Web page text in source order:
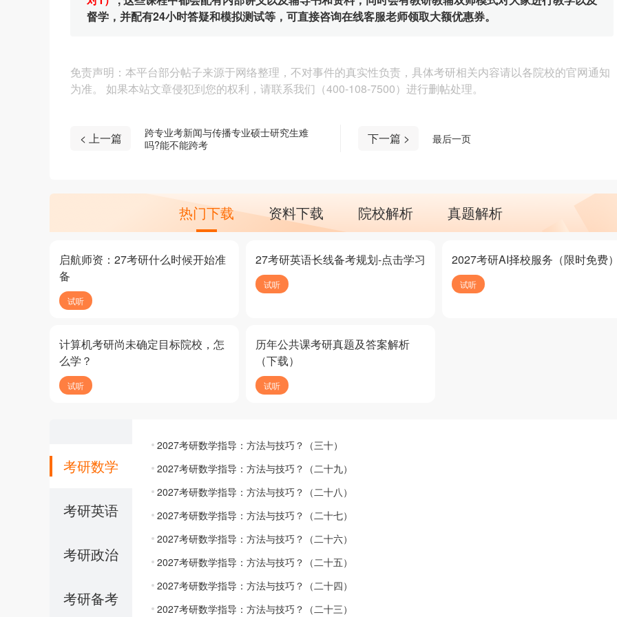
督学，并配有24小时答疑和模拟测试等，可直接咨询在线客服老师领取大额优惠券。
免责声明：本平台部分帖子来源于网络整理，不对事件的真实性负责，具体考研相关内容请以各院校的官网通知
为准。 如果本站文章侵犯到您的权利，请联系我们（400-108-7500）进行删帖处理。
< 上一篇
跨专业考新闻与传播专业硕士研究生难
吗?能不能跨考
下一篇 > 最后一页
热门下载 资料下载 院校解析 真题解析
启航师资：27考研什么时候开始准
备
试听
27考研英语长线备考规划-点击学习
试听
2027考研AI择校服务（限时免费
试听
计算机考研尚未确定目标院校，怎
么学？
试听
历年公共课考研真题及答案解析
（下载）
试听
考研数学
考研英语
考研政治
考研备考
2027考研数学指导：方法与技巧？（三十）
2027考研数学指导：方法与技巧？（二十九）
2027考研数学指导：方法与技巧？（二十八）
2027考研数学指导：方法与技巧？（二十七）
2027考研数学指导：方法与技巧？（二十六）
2027考研数学指导：方法与技巧？（二十五）
2027考研数学指导：方法与技巧？（二十四）
2027考研数学指导：方法与技巧？（二十三）